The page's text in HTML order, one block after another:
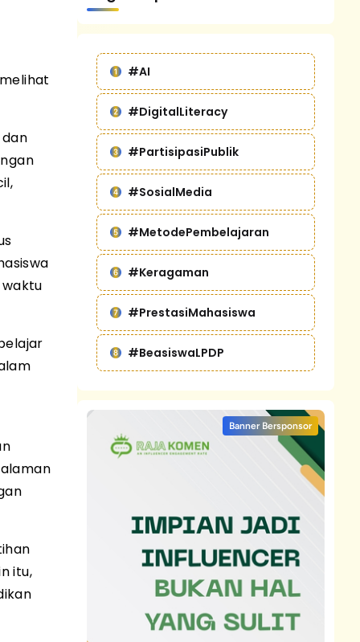
itu,
#AI
#DigitalLiteracy
#PartisipasiPublik
#SosialMedia
#MetodePembelajaran
#Keragaman
#PrestasiMahasiswa
#BeasiswaLPDP
Banner Bersponsor